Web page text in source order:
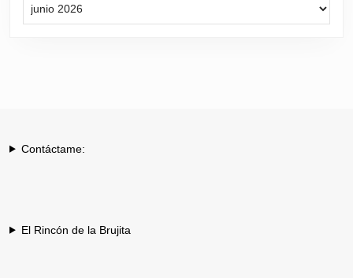
Contáctame:
El Rincón de la Brujita